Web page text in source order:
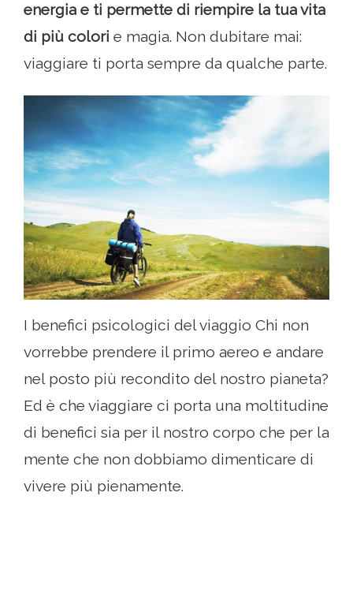
energia e ti permette di riempire la tua vita
di più colori e magia. Non dubitare mai:
viaggiare ti porta sempre da qualche parte.
I benefici psicologici del viaggio Chi non
vorrebbe prendere il primo aereo e andare
nel posto più recondito del nostro pianeta?
Ed è che viaggiare ci porta una moltitudine
di benefici sia per il nostro corpo che per la
mente che non dobbiamo dimenticare di
vivere più pienamente.